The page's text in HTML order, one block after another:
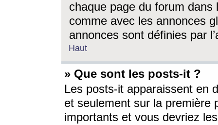
chaque page du forum dans
comme avec les annonces
annonces sont définies par
Haut
» Que sont les posts-it ?
Les posts-it apparaissent en
et seulement sur la première
importants et vous devriez